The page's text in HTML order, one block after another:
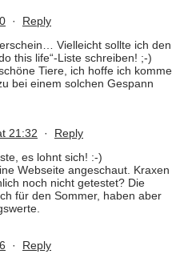
· Reply
Vielleicht sollte ich den
this life“-Liste schreiben! ;-)
Tiere, ich hoffe ich komme
bei einem solchen Gespann
21:32 · Reply
es lohnt sich! :-)
Webseite angeschaut. Kraxen
noch nicht getestet? Die
für den Sommer, haben aber
· Reply